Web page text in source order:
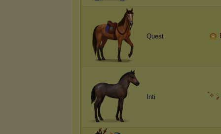
Quest
Inti ˚⟡